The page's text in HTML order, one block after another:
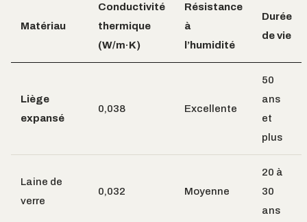
Matériau
Conductivité
thermique
(W/m·K)
Résistance
à
l’humidité
Durée
de vie
Liège
expansé
0,038 Excellente
50
ans
et
plus
Laine de
verre
0,032 Moyenne
20 à
30
ans